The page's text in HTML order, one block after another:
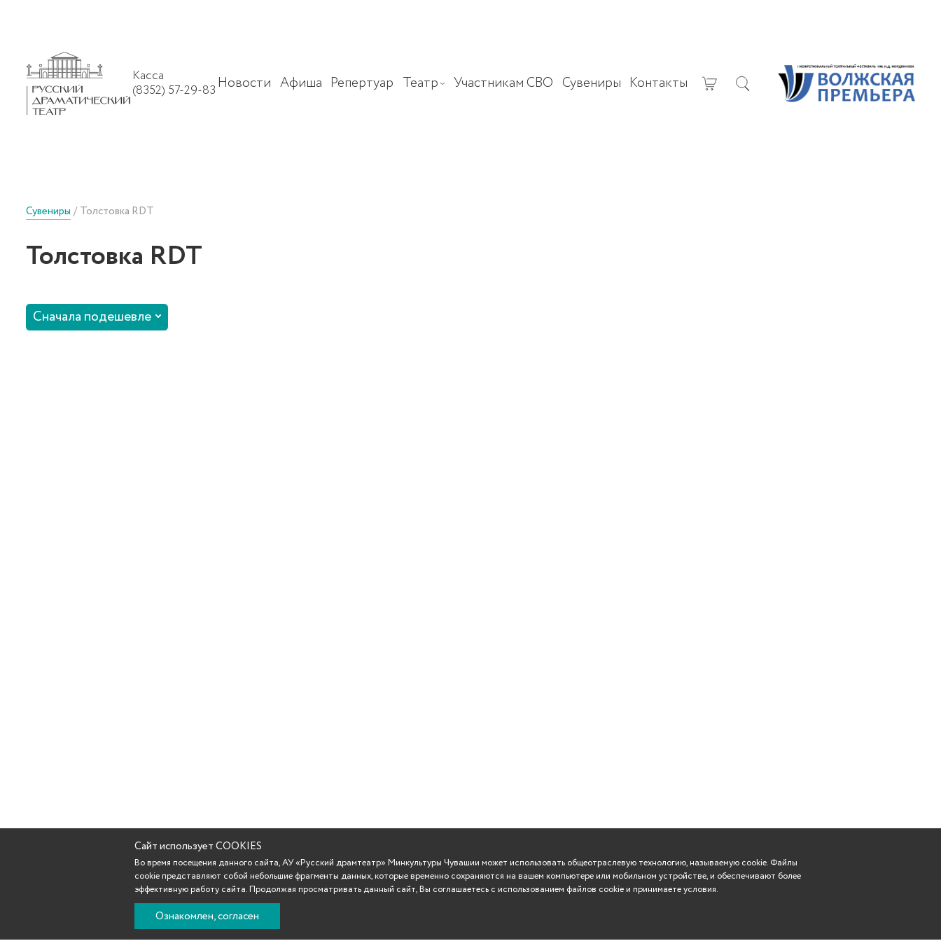
Касса
(8352) 57-29-83 Новости Афиша Репертуар Театр Участникам СВО Сувениры Контакты
Сувениры Толстовка RDT
Толстовка RDT
Сначала подешевле
Сайт использует COOKIES
Во время посещения данного сайта, АУ «Русский драмтеатр» Минкультуры Чувашии может использовать общеотраслевую технологию, называемую cookie. Файлы
cookie представляют собой небольшие фрагменты данных, которые временно сохраняются на вашем компьютере или мобильном устройстве, и обеспечивают более
эффективную работу сайта. Продолжая просматривать данный сайт, Вы соглашаетесь с использованием файлов cookie и принимаете условия.
Ознакомлен, согласен